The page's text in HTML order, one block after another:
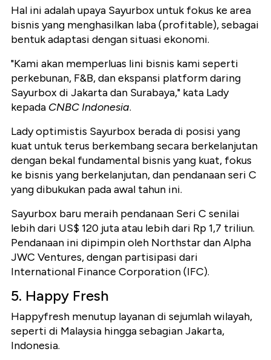
Hal ini adalah upaya Sayurbox untuk fokus ke area
bisnis yang menghasilkan laba (profitable), sebagai
bentuk adaptasi dengan situasi ekonomi.
"Kami akan memperluas lini bisnis kami seperti
perkebunan, F&B, dan ekspansi platform daring
Sayurbox di Jakarta dan Surabaya," kata Lady
kepada CNBC Indonesia.
Lady optimistis Sayurbox berada di posisi yang
kuat untuk terus berkembang secara berkelanjutan
dengan bekal fundamental bisnis yang kuat, fokus
ke bisnis yang berkelanjutan, dan pendanaan seri C
yang dibukukan pada awal tahun ini.
Sayurbox baru meraih pendanaan Seri C senilai
lebih dari US$ 120 juta atau lebih dari Rp 1,7 triliun.
Pendanaan ini dipimpin oleh Northstar dan Alpha
JWC Ventures, dengan partisipasi dari
International Finance Corporation (IFC).
5. Happy Fresh
Happyfresh menutup layanan di sejumlah wilayah,
seperti di Malaysia hingga sebagian Jakarta,
Indonesia.